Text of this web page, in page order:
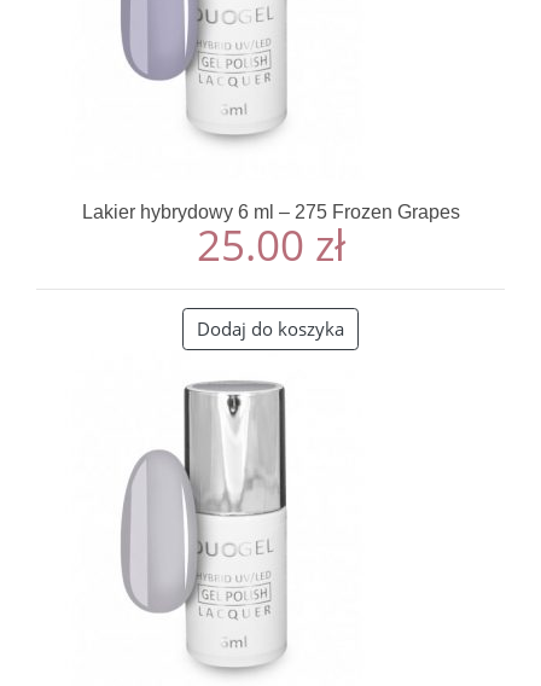
Lakier hybrydowy 6 ml – 275 Frozen Grapes
25.00 zł
Dodaj do koszyka